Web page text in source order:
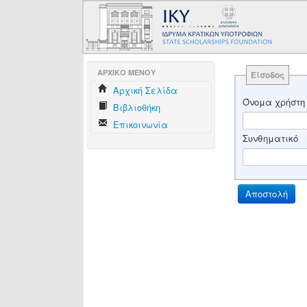
AΡΧΙΚΟ ΜΕΝΟΥ
Aρχική Σελίδα
Βιβλιοθήκη
Επικοινωνία
Είσοδος
Όνομα χρήστη
Συνθηματικό